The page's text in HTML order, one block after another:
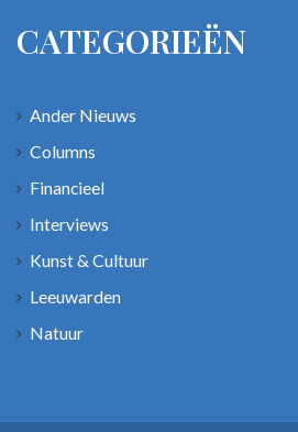
CATEGORIEËN
Ander Nieuws
Columns
Financieel
Interviews
Kunst & Cultuur
Leeuwarden
Natuur